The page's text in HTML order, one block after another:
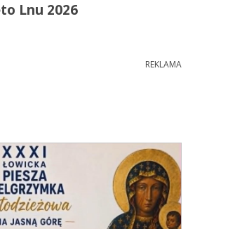
Lnu 2026
REKLAMA